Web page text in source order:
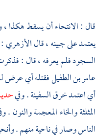
قال : الانتحاء أن يسقط هكذا
يعتمد على جبينه ، قالالأزهري
السجود فلم يعرفه ، قال :
عامر بن الطفيلفقتله أي عرض
أي اعتمد خرق السفينة . وفي
المثلثة والخاء المعجمة والنون
الناس وصار في ناحية منهم .